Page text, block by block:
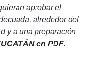
aprobar el
alrededor del
y a una preparación
en PDF.